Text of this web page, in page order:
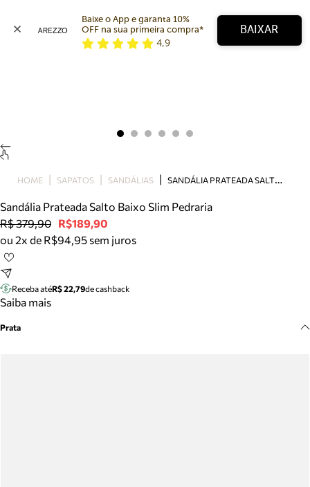
Bolsa
Tamanco
Tênis
Mule
Tire dúvidas sobre pedidos, devoluções e mais.
Baixe o App e garanta 10%
OFF na sua primeira compra*
4,9
BAIXAR
HOME SAPATOS SANDÁLIAS S
ANDÁLIA PRATEADA SALTO BAIXO SLIM PEDRARIA
Sandália Prateada Salto Baixo Slim Pedraria
R$ 379,90 R$189,90
ou 2x de R$94,95 sem juros
Receba atéR$ 22,79de cashback
Saiba mais
Prata